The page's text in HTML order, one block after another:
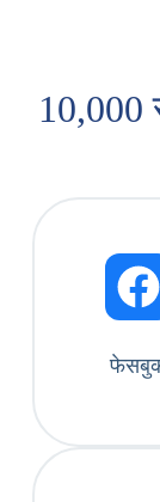
10,000